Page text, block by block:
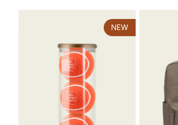
NEW